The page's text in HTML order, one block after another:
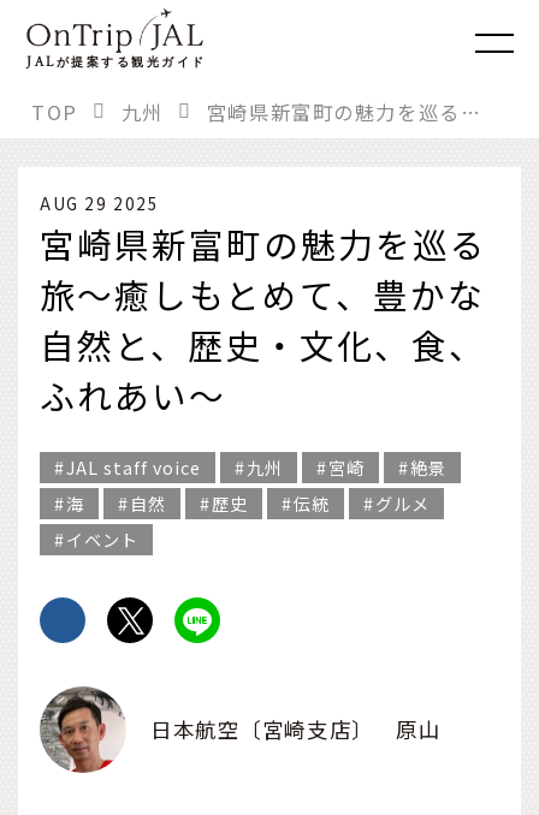
JALが提案する観光ガイド
TOP 九州 宮崎県新富町の魅力を巡る旅～癒しもとめて、豊かな自然と、歴史・文化、食、ふれあい～
AUG 29 2025
宮崎県新富町の魅力を巡る
旅～癒しもとめて、豊かな
自然と、歴史・文化、食、
ふれあい～
JAL staff voice 九州 宮崎
絶景
海
自然 歴史 伝統
グルメ
イベント
日本航空〔宮崎支店〕 原山